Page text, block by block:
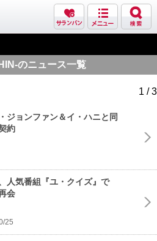
のニュース一覧
1 / 3
ジョンファン＆イ・ハニと同
約
人気番組『ユ・クイズ』で
会
25